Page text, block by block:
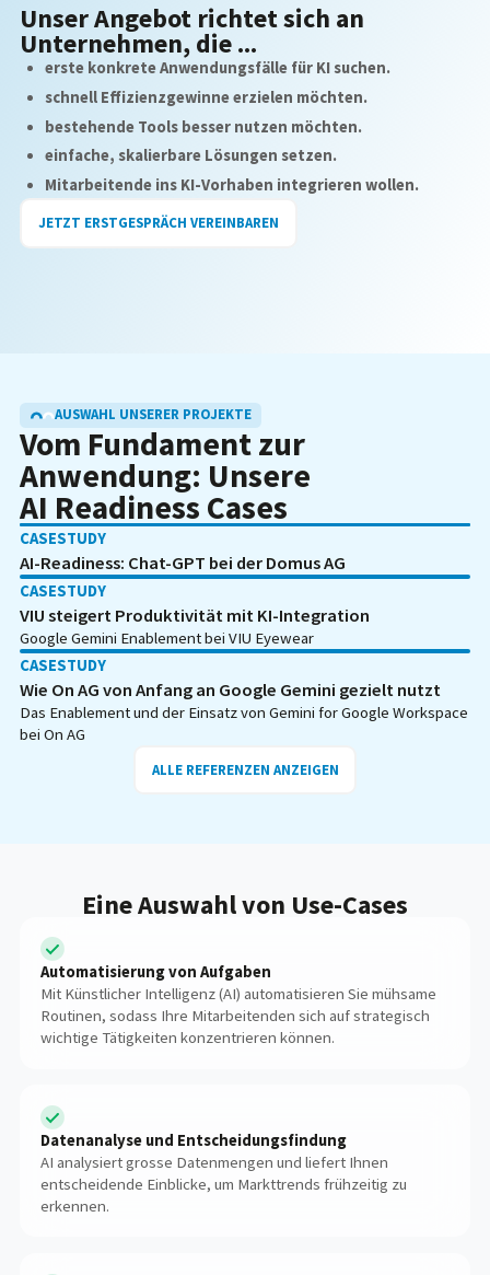
Unser Angebot richtet sich an
Unternehmen, die ...
erste konkrete Anwendungsfälle für KI suchen.
schnell Effizienzgewinne erzielen möchten.
bestehende Tools besser nutzen möchten.
einfache, skalierbare Lösungen setzen.
Mitarbeitende ins KI-Vorhaben integrieren wollen.
JETZT ERSTGESPRÄCH VEREINBAREN
AUSWAHL UNSERER PROJEKTE
Vom Fundament zur
Anwendung: Unsere
AI Readiness Cases
CASESTUDY
AI-Readiness: Chat-GPT bei der Domus AG
CASESTUDY
VIU steigert Produktivität mit KI-Integration
Google Gemini Enablement bei VIU Eyewear
CASESTUDY
Wie On AG von Anfang an Google Gemini gezielt nutzt
Das Enablement und der Einsatz von Gemini for Google Workspace
bei On AG
ALLE REFERENZEN ANZEIGEN
Eine Auswahl von Use-Cases
Automatisierung von Aufgaben
Mit Künstlicher Intelligenz (AI) automatisieren Sie mühsame
Routinen, sodass Ihre Mitarbeitenden sich auf strategisch
wichtige Tätigkeiten konzentrieren können.
Datenanalyse und Entscheidungsfindung
AI analysiert grosse Datenmengen und liefert Ihnen
entscheidende Einblicke, um Markttrends frühzeitig zu
erkennen.